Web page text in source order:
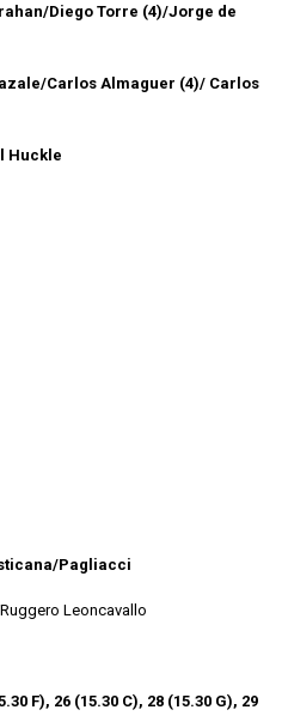
Diego Torre (4)/Jorge de
Almaguer (4)/ Carlos
Pagliacci
Leoncavallo
F), 26 (15.30 C), 28 (15.30 G), 29